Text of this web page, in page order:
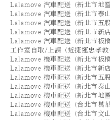
Lalamove 汽車配送（新北市地區
Lalamove 汽車配送（新北市泰山
Lalamove 汽車配送（新北市五
Lalamove 汽車配送（新北市新
Lalamove 汽車配送（新北市板
工作室自取/上課（近捷運忠孝敦
Lalamove 機車配送（新北市板
Lalamove 機車配送（新北市新
Lalamove 機車配送（新北市五
Lalamove 機車配送（新北市泰山
Lalamove 機車配送（新北市地區
Lalamove 機車配送（台北市萬
Lalamove 機車配送（台北市文